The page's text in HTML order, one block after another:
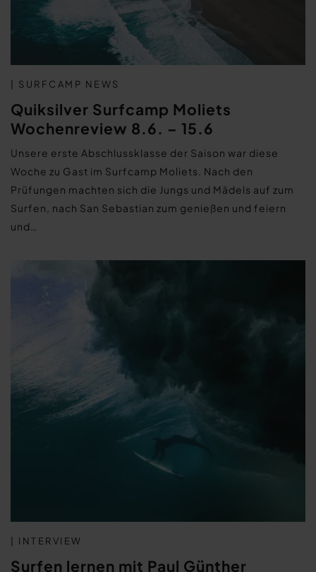
| SURFCAMP NEWS
Quiksilver Surfcamp Moliets
Wochenreview 8.6. – 15.6
Unsere erste Abschlussklasse der Saison war diese
Woche zu Gast im Surfcamp Moliets. Nach den
Prüfungen machten sich die Jungs und Mädels auf zum
Surfen, nach San Sebastian zum genießen und feiern
und…
| INTERVIEW
Surfen lernen mit Paul Günther